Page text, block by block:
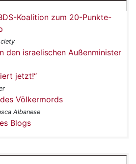
Koalition zum 20-Punkte-
den israelischen Außenminister
jetzt!“
Völkermords
Albanese
Blogs